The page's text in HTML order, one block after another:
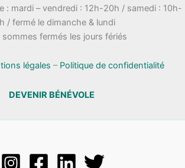
: mardi – vendredi : 12h-20h / samedi : 10h-
/ fermé le dimanche & lundi
sommes fermés les jours fériés
légales – Politique de confidentialité
DEVENIR BÉNÉVOLE